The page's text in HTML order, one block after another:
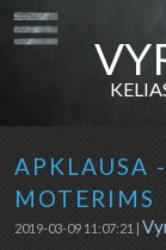
APKLAUSA
MOTERIMS
2019-03-09 11:07:21 |